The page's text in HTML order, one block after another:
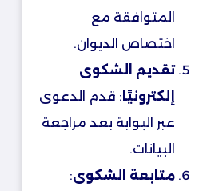
المتوافقة مع
اختصاص الديوان.
تقديم الشكوى
إلكترونيًا : قدم الدعوى
عبر البوابة بعد مراجعة
البيانات.
متابعة الشكوى: